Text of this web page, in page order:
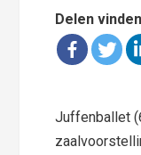
Delen
Juffenballet